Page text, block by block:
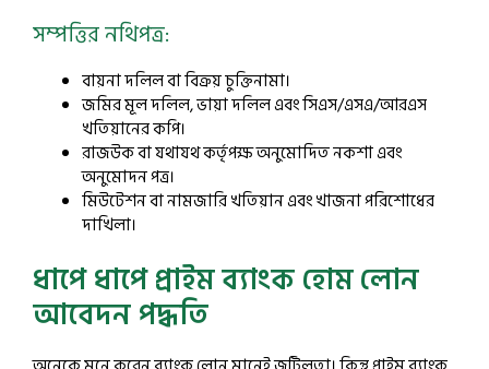
সম্পত্তির নথিপত্র:
বায়না দলিল বা বিক্রয় চুক্তিনামা।
জমির মূল দলিল, ভায়া দলিল এবং সিএস/এসএ/আরএস
খতিয়ানের কপি।
রাজউক বা যথাযথ কর্তৃপক্ষ অনুমোদিত নকশা এবং
অনুমোদন পত্র।
মিউটেশন বা নামজারি খতিয়ান এবং খাজনা পরিশোধের
দাখিলা।
ধাপে ধাপে প্রাইম ব্যাংক হোম লোন
আবেদন পদ্ধতি